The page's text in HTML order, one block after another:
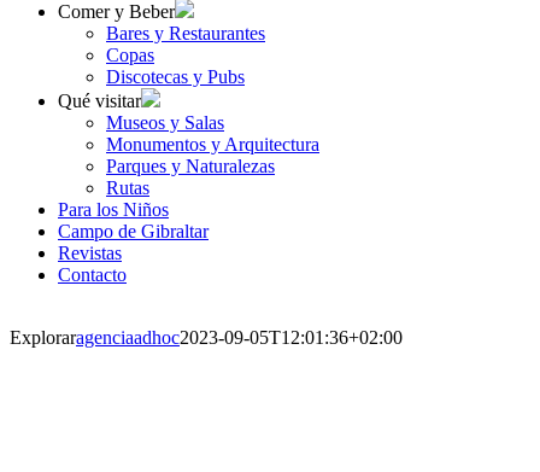
Comer y Beber
Bares y Restaurantes
Copas
Discotecas y Pubs
Qué visitar
Museos y Salas
Monumentos y Arquitectura
Parques y Naturalezas
Rutas
Para los Niños
Campo de Gibraltar
Revistas
Contacto
Exploraragenciaadhoc2023-09-05T12:01:36+02:00